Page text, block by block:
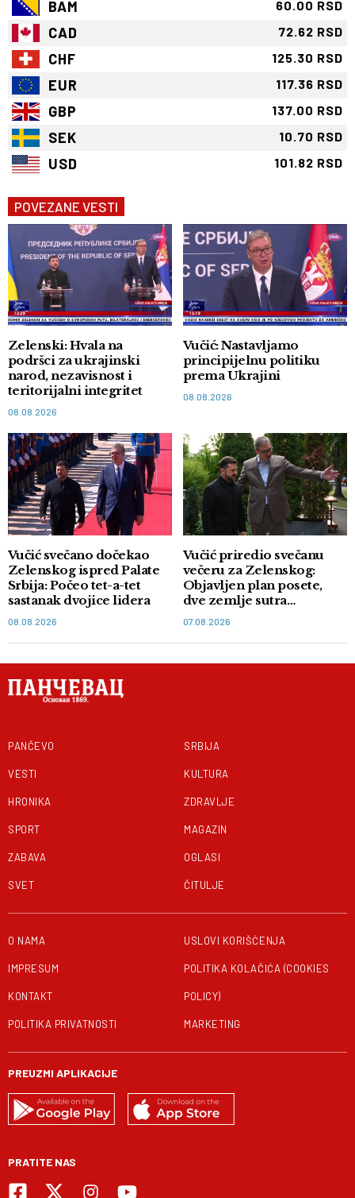
BAM 60.00 RSD
CAD 72.62 RSD
CHF 125.30 RSD
EUR 117.36 RSD
GBP 137.00 RSD
SEK 10.70 RSD
USD 101.82 RSD
POVEZANE VESTI
Zelenski: Hvala na
podršci za ukrajinski
narod, nezavisnost i
teritorijalni integritet
08.08.2026
Vučić: Nastavljamo
principijelnu politiku
prema Ukrajini
08.08.2026
Vučić svečano dočekao
Zelenskog ispred Palate
Srbija: Počeo tet-a-tet
sastanak dvojice lidera
08.08.2026
Vučić priredio svečanu
večeru za Zelenskog:
Objavljen plan posete,
dve zemlje sutra
07.08.2026
PANČEVO
VESTI
HRONIKA
SPORT
ZABAVA
SVET
SRBIJA
KULTURA
ZDRAVLJE
MAGAZIN
OGLASI
ČITULJE
O NAMA
IMPRESUM
KONTAKT
POLITIKA PRIVATNOSTI
USLOVI KORIŠĆENJA
POLITIKA KOLAČIĆA (COOKIES
POLICY)
MARKETING
PREUZMI APLIKACIJE
PRATITE NAS